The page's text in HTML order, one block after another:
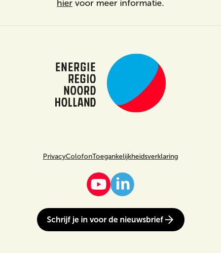
Zoeken
hier voor meer informatie.
PrivacyColofonToegankelijkheidsverklaring
Schrijf je in voor de nieuwsbrief